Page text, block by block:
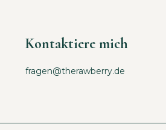
Kontaktiere mich
fragen@therawberry.de